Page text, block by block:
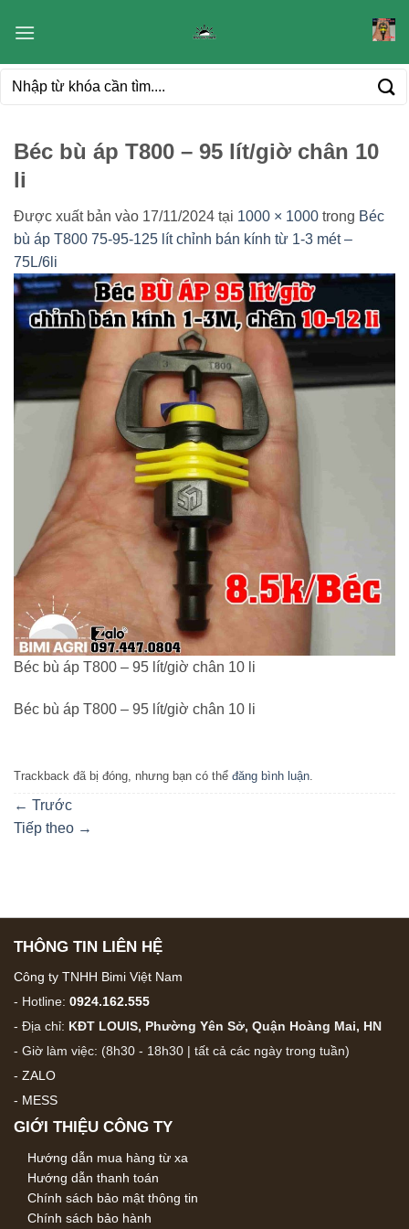
qua
dung
Tìm
Béc bù áp T800 – 95 lít/giờ chân 10
li
Được xuất bản vào 17/11/2024 tại 1000 × 1000 trong Béc
bù áp T800 75-95-125 lít chỉnh bán kính từ 1-3 mét –
75L/6li
Béc bù áp T800 – 95 lít/giờ chân 10 li
Béc bù áp T800 – 95 lít/giờ chân 10 li
Trackback đã bị đóng, nhưng bạn có thể đăng bình luận.
← Trước
Tiếp theo →
THÔNG TIN LIÊN HỆ
Công ty TNHH Bimi Việt Nam
- Hotline: 0924.162.555
- Địa chỉ: KĐT LOUIS, Phường Yên Sở, Quận Hoàng Mai, HN
- Giờ làm việc: (8h30 - 18h30 | tất cả các ngày trong tuần)
- ZALO
- MESS
GIỚI THIỆU CÔNG TY
Hướng dẫn mua hàng từ xa
Hướng dẫn thanh toán
Chính sách bảo mật thông tin
Chính sách bảo hành